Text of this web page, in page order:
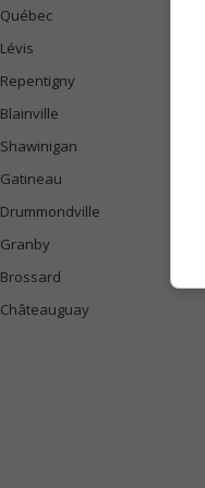
Québec
Lévis
Repentigny
Blainville
Shawinigan
Gatineau
Drummondville
Granby
Brossard
Châteauguay